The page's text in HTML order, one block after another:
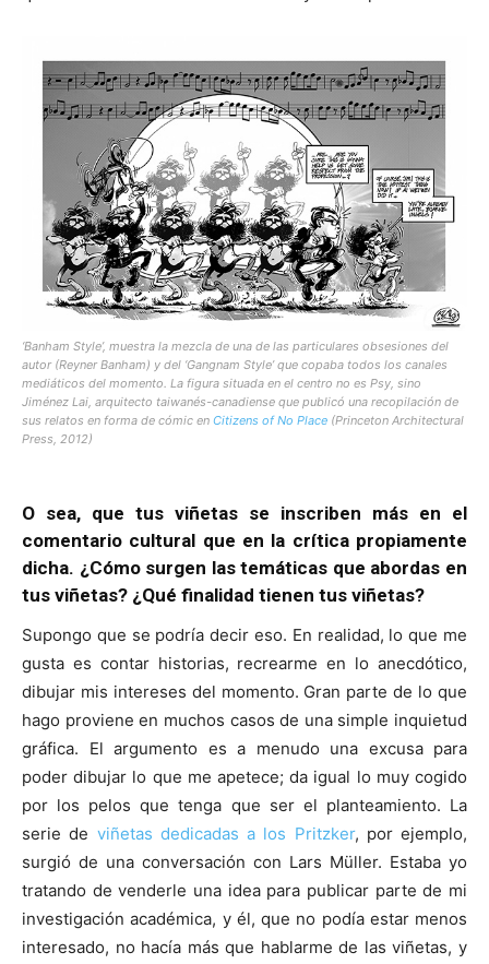
‘Banham Style’, muestra la mezcla de una de las particulares obsesiones del
autor (Reyner Banham) y del ‘Gangnam Style’ que copaba todos los canales
mediáticos del momento. La figura situada en el centro no es Psy, sino
Jiménez Lai, arquitecto taiwanés-canadiense que publicó una recopilación de
sus relatos en forma de cómic en Citizens of No Place (Princeton Architectural
Press, 2012)
O sea, que tus viñetas se inscriben más en el
comentario cultural que en la crítica propiamente
dicha. ¿Cómo surgen las temáticas que abordas en
tus viñetas? ¿Qué finalidad tienen tus viñetas?
Supongo que se podría decir eso. En realidad, lo que me
gusta es contar historias, recrearme en lo anecdótico,
dibujar mis intereses del momento. Gran parte de lo que
hago proviene en muchos casos de una simple inquietud
gráfica. El argumento es a menudo una excusa para
poder dibujar lo que me apetece; da igual lo muy cogido
por los pelos que tenga que ser el planteamiento. La
serie de viñetas dedicadas a los Pritzker, por ejemplo,
surgió de una conversación con Lars Müller. Estaba yo
tratando de venderle una idea para publicar parte de mi
investigación académica, y él, que no podía estar menos
interesado, no hacía más que hablarme de las viñetas, y